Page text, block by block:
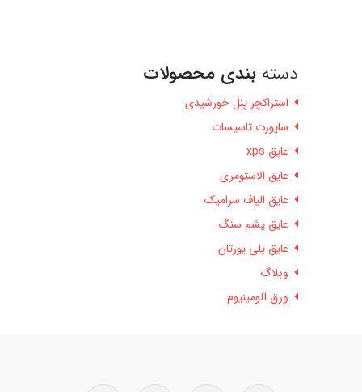
دسته بندی محصولات
استراکچر پنل خورشیدی
ساپورت تاسیسات
عایق xps
عایق الاستومری
عایق الیاف سرامیک
عایق پشم سنگ
عایق پلی یورتان
وبلاگ
ورق آلومینیوم